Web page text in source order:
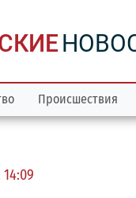
Происшествия
14:09